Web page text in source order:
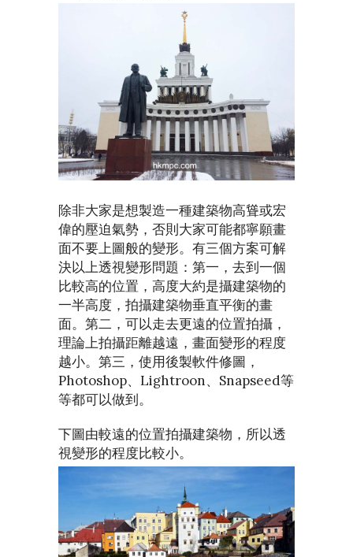
除非大家是想製造一種建築物高聳或宏
偉的壓迫氣勢，否則大家可能都寧願畫
面不要上圖般的變形。有三個方案可解
決以上透視變形問題：第一，去到一個
比較高的位置，高度大約是攝建築物的
一半高度，拍攝建築物垂直平衡的畫
面。第二，可以走去更遠的位置拍攝，
理論上拍攝距離越遠，畫面變形的程度
越小。第三，使用後製軟件修圖，
Photoshop、Lightroon、Snapseed等
等都可以做到。
下圖由較遠的位置拍攝建築物，所以透
視變形的程度比較小。